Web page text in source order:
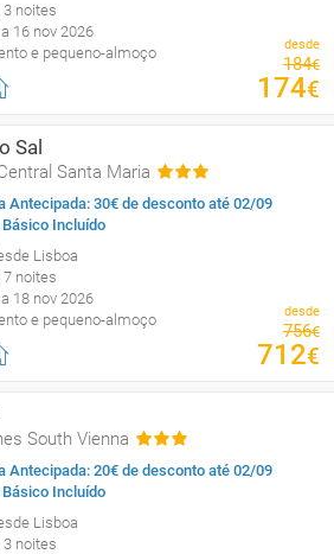
noites
16 nov 2026
e pequeno-almoço
desde
184€
174€
Sal
Santa Maria
Antecipada: 30€ de desconto até 02/09
Incluído
Lisboa
noites
18 nov 2026
e pequeno-almoço
desde
756€
712€
South Vienna
Antecipada: 20€ de desconto até 02/09
Incluído
Lisboa
noites